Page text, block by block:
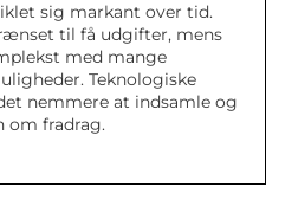
sig markant over tid.
til få udgifter, mens
med mange
Teknologiske
nemmere at indsamle og
om fradrag.